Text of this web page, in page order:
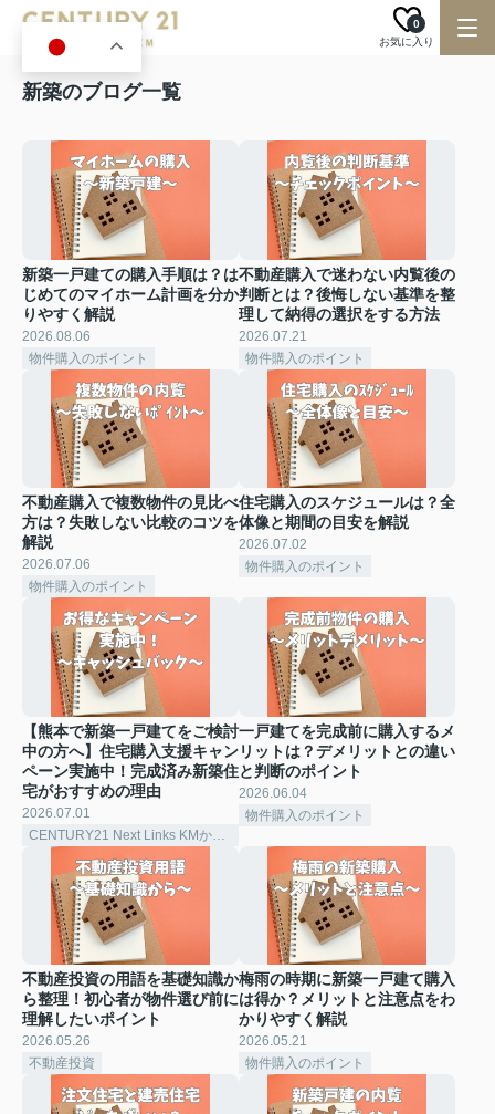
お気に入り
0
新築のブログ一覧
新築一戸建ての購入手順は？は
じめてのマイホーム計画を分か
りやすく解説
2026.08.06
物件購入のポイント
不動産購入で迷わない内覧後の
判断とは？後悔しない基準を整
理して納得の選択をする方法
2026.07.21
物件購入のポイント
不動産購入で複数物件の見比べ
方は？失敗しない比較のコツを
解説
2026.07.06
物件購入のポイント
住宅購入のスケジュールは？全
体像と期間の目安を解説
2026.07.02
物件購入のポイント
【熊本で新築一戸建てをご検討
中の方へ】住宅購入支援キャン
ペーン実施中！完成済み新築住
宅がおすすめの理由
2026.07.01
一戸建てを完成前に購入するメ
リットは？デメリットとの違い
と判断のポイント
2026.06.04
物件購入のポイント
不動産投資の用語を基礎知識か
ら整理！初心者が物件選び前に
理解したいポイント
2026.05.26
不動産投資
梅雨の時期に新築一戸建て購入
は得か？メリットと注意点をわ
かりやすく解説
2026.05.21
物件購入のポイント